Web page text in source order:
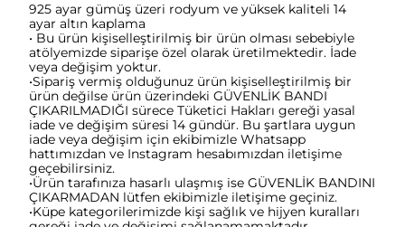
925 ayar gümüş üzeri rodyum ve yüksek kaliteli 14
ayar altın kaplama
• Bu ürün kişiselleştirilmiş bir ürün olması sebebiyle
atölyemizde siparişe özel olarak üretilmektedir. İade
veya değişim yoktur.
•Sipariş vermiş olduğunuz ürün kişiselleştirilmiş bir
ürün değilse ürün üzerindeki GÜVENLİK BANDI
ÇIKARILMADIĞI sürece Tüketici Hakları gereği yasal
iade ve değişim süresi 14 gündür. Bu şartlara uygun
iade veya değişim için ekibimizle Whatsapp
hattımızdan ve Instagram hesabımızdan iletişime
geçebilirsiniz.
•Ürün tarafınıza hasarlı ulaşmış ise GÜVENLİK BANDINI
ÇIKARMADAN lütfen ekibimizle iletişime geçiniz.
•Küpe kategorilerimizde kişi sağlık ve hijyen kuralları